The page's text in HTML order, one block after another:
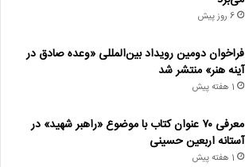
تجلیل_هنرمندان
6 روز پیش
فراخوان دومین رویداد بین‌المللی «وعده صادق در
آینه هنر» منتشر شد
1 هفته پیش
معرفی ۷۰ عنوان کتاب با موضوع «راهبر شهید» در
آستانه اربعین حسینی
1 هفته پیش